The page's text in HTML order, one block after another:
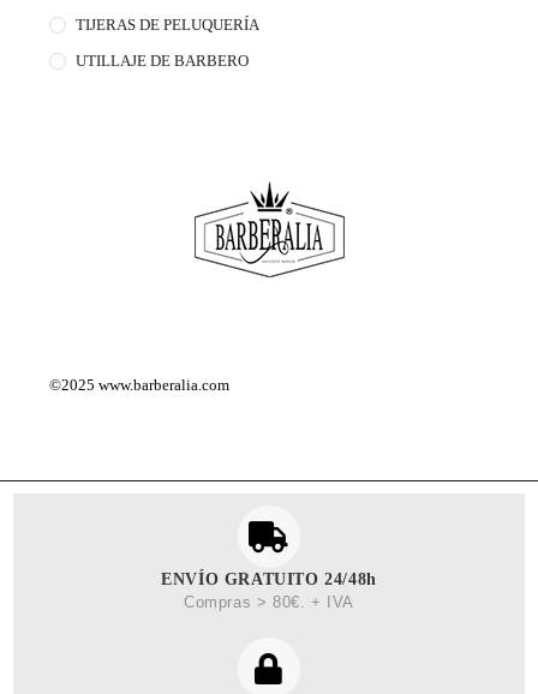
TIJERAS DE PELUQUERÍA
UTILLAJE DE BARBERO
©2025www.barberalia.com
ENVÍO GRATUITO 24/48h
Compras > 80€. + IVA